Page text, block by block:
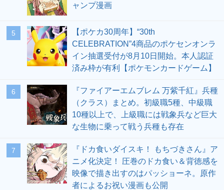
ャンプ漫画
5
【ポケカ30周年】“30th
CELEBRATION”4商品のポケセンオンラ
イン抽選受付が8月10日開始。本人認証
済み枠が有利【ポケモンカードゲーム】
6
『ファイアーエムブレム 万紫千紅』兵種
（クラス）まとめ。初級職5種、中級職
10種以上で、上級職には戦象兵など巨大
な生物に乗って戦う兵種も存在
7
『ドカ食いダイスキ！ もちづきさん』ア
ニメ化決定！ 圧巻のドカ食い＆背徳感を
映像で描き出すのはパッショーネ。原作
者によるお祝い漫画も公開